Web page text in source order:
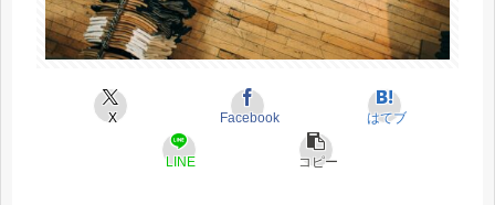
X Facebook はてブ
LINE コピー